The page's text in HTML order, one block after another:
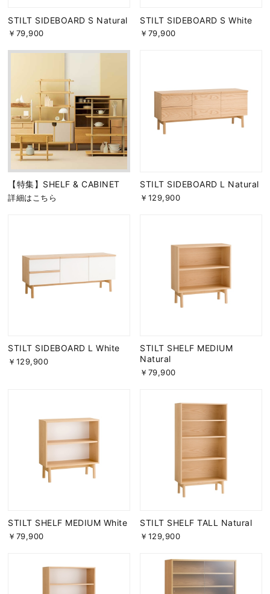
STILT SIDEBOARD S Natural
￥79,900
STILT SIDEBOARD S White
￥79,900
【特集】SHELF & CABINET
詳細はこちら
STILT SIDEBOARD L Natural
￥129,900
STILT SIDEBOARD L White
￥129,900
STILT SHELF MEDIUM
Natural
￥79,900
STILT SHELF MEDIUM White
￥79,900
STILT SHELF TALL Natural
￥129,900